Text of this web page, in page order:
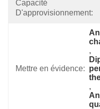
Capacité
D'approvisionnement:
Mettre en évidence:
,
,